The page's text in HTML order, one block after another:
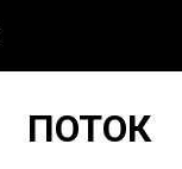
ПОТОК